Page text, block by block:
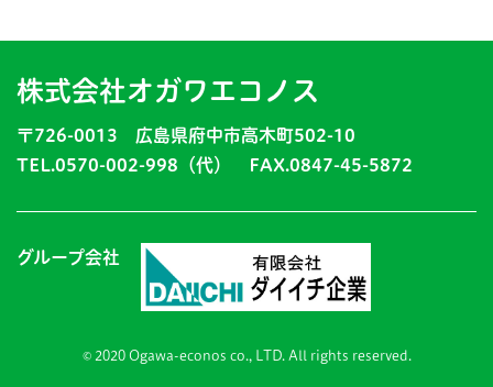
株式会社オガワエコノス
〒726-0013 広島県府中市高木町502-10
TEL.0570-002-998（代） FAX.0847-45-5872
グループ会社
© 2020 Ogawa-econos co., LTD. All rights reserved.